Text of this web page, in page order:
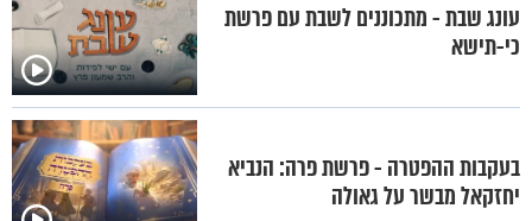
עונג שבת - מתכוננים לשבת עם פרשת
כי-תישא
בעקבות ההפטרה - פרשת פרה: הנביא
יחזקאל מבשר על גאולה